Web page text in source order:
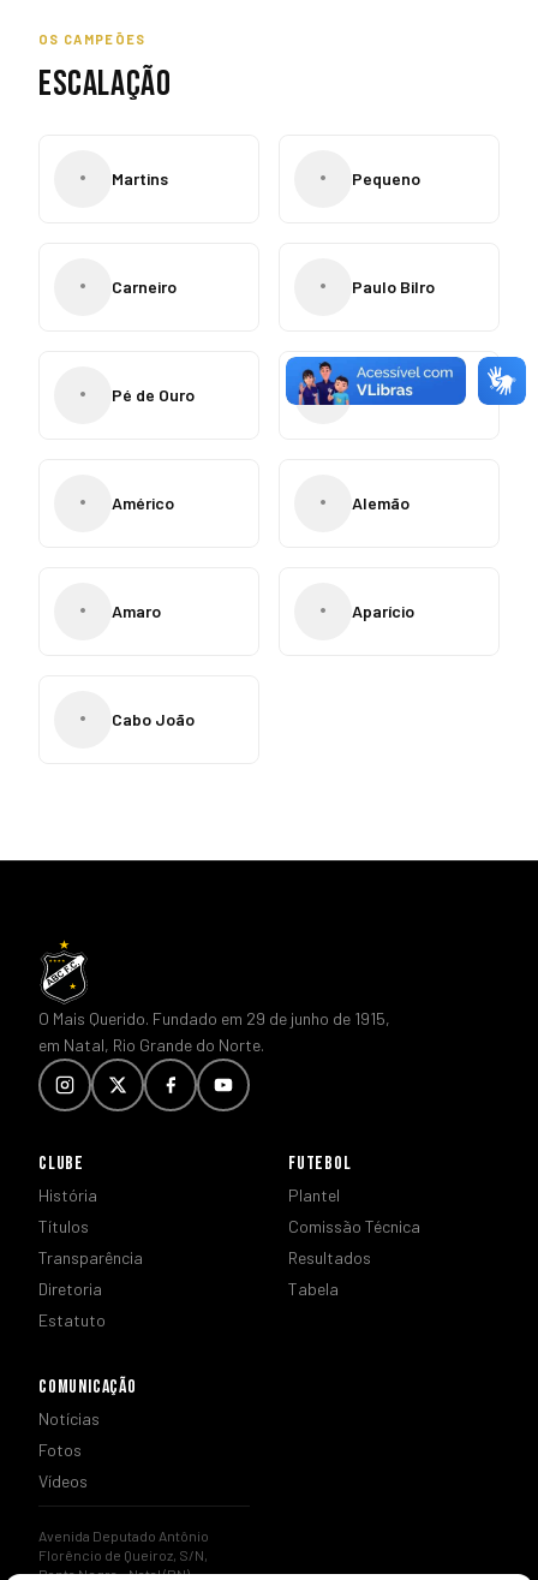
OS CAMPEÕES
ESCALAÇÃO
• Martins • Pequeno
• Carneiro • Paulo Bilro
• Pé de Ouro • Acioli
• Américo • Alemão
• Amaro • Aparício
• Cabo João
O Mais Querido. Fundado em 29 de junho de 1915,
em Natal, Rio Grande do Norte.
CLUBE
História
Títulos
Transparência
Diretoria
Estatuto
FUTEBOL
Plantel
Comissão Técnica
Resultados
Tabela
COMUNICAÇÃO
Notícias
Fotos
Vídeos
Avenida Deputado Antônio
Florêncio de Queiroz, S/N,
Ponta Negra – Natal (RN)